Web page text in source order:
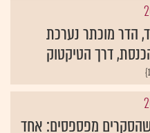
בלבד, הדר מוכתר נערכת
דרך הטיקטוק
שהסקרים מפספסים: אחד